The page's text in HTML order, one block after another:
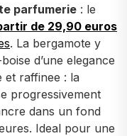
parfumerie : le
de 29,90 euros
. La bergamote y
d’une elegance
et raffinee : la
progressivement
dans un fond
Ideal pour une